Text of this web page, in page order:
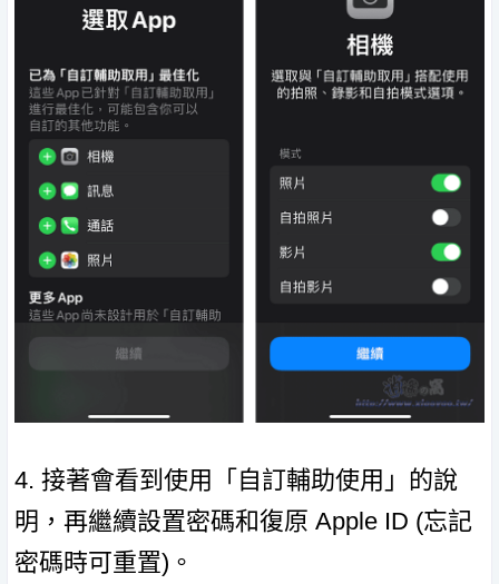
4. 接著會看到使用「自訂輔助使用」的說
明，再繼續設置密碼和復原 Apple ID (忘記
密碼時可重置)。